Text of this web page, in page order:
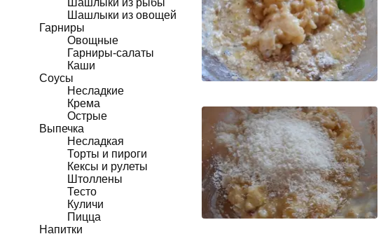
Шашлыки из рыбы
Шашлыки из овощей
Гарниры
Овощные
Гарниры-салаты
Каши
Соусы
Несладкие
Крема
Острые
Выпечка
Несладкая
Торты и пироги
Кексы и рулеты
Штоллены
Тесто
Куличи
Пицца
Напитки